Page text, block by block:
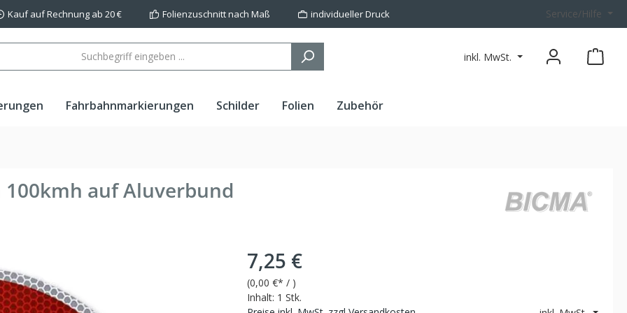
Kauf auf Rechnung ab 20 € Folienzuschnitt nach Maß individueller Druck Service/Hilfe
inkl. MwSt.
Fahrbahnmarkierungen Schilder Folien Zubehör
auf Aluverbund
7,25 €
(0,00 €* / )
Inhalt: 1 Stk.